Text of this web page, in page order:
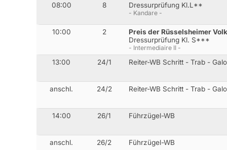
08:00 8 Dressurprüfung Kl.L**
- Kandare -
10:00 2
Preis der Rüsselsheimer
Dressurprüfung Kl. S***
- Intermediaire II -
13:00 24/1 Reiter-WB Schritt - Trab -
anschl. 24/2 Reiter-WB Schritt - Trab -
14:00 26/1 Führzügel-WB
anschl. 26/2 Führzügel-WB